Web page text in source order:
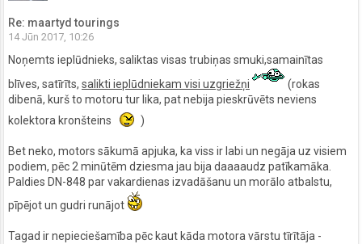
Re: maartyd tourings
14 Jūn 2017, 10:26
Noņemts ieplūdnieks, saliktas visas trubiņas smuki,samainītas
blīves, satīrīts, salikti ieplūdniekam visi uzgriežņi
(rokas
dibenā, kurš to motoru tur lika, pat nebija pieskrūvēts neviens
kolektora kronšteins
)
Bet neko, motors sākumā apjuka, ka viss ir labi un negāja uz visiem
podiem, pēc 2 minūtēm dziesma jau bija daaaaudz patīkamāka.
Paldies DN-848 par vakardienas izvadāšanu un morālo atbalstu,
pīpējot un gudri runājot
Tagad ir nepieciešamība pēc kaut kāda motora vārstu tīrītāja -